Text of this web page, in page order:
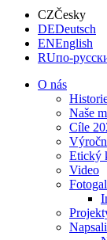
CZČesky
DEDeutsch
ENEnglish
RUпо-
O nás
Naše
Cíle
Etický
Video